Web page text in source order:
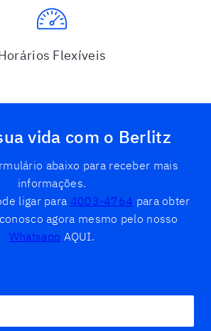
Flexíveis
vida com o Berlitz
abaixo para receber mais
informações.
ligar para 4003-4764 para obter
agora mesmo pelo nosso
Whatsapp AQUI.